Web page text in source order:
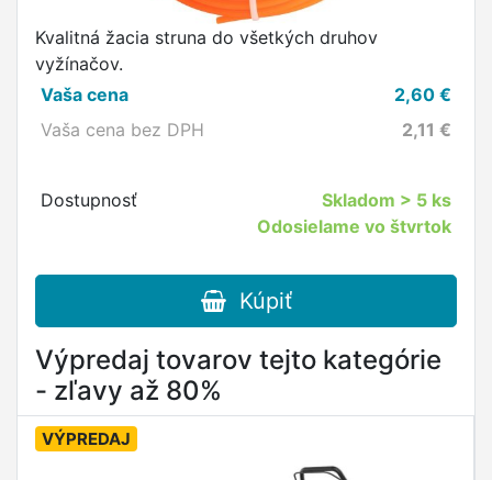
Kvalitná žacia struna do všetkých druhov
vyžínačov.
Vaša cena
2,60 €
Vaša cena bez DPH
2,11 €
Dostupnosť Skladom > 5 ks
Odosielame vo štvrtok
Kúpiť
Výpredaj tovarov tejto kategórie
- zľavy až 80%
VÝPREDAJ